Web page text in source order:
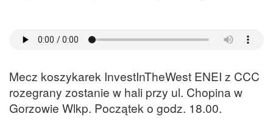
Mecz koszykarek InvestInTheWest ENEI z CCC
rozegrany zostanie w hali przy ul. Chopina w
Gorzowie Wlkp. Początek o godz. 18.00.